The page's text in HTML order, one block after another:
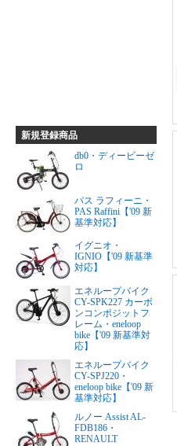
新規登録商品
db0・ディービーゼ
ロ
パス ラフィーニ・
PAS Raffini【'09 新
基準対応】
イグニオ・
IGNIO【'09 新基準
対応】
エネループバイク
CY-SPK227 カーボ
ンコンポジットフ
レーム・eneloop
bike【'09 新基準対
応】
エネループバイク
CY-SPJ220・
eneloop bike【'09 新
基準対応】
ルノー Assist AL-
FDB186・
RENAULT